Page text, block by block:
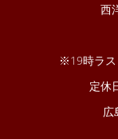
西
※19時ラス
定休
広